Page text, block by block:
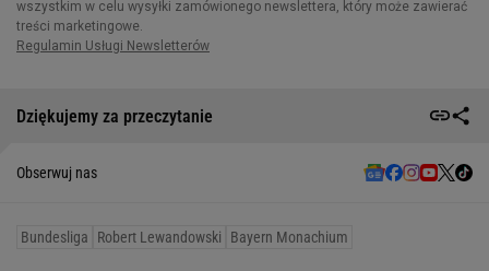
Dziękujemy za przeczytanie
Obserwuj nas
Bundesliga Robert Lewandowski Bayern Monachium